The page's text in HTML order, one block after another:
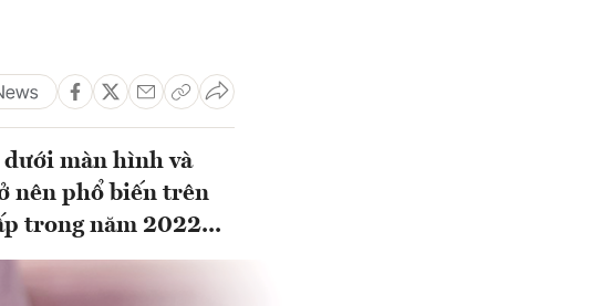
màn hình và
nên phổ biến trên
trong năm 2022...